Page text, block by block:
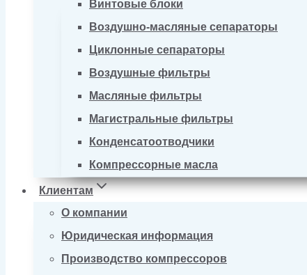
Винтовые блоки
Воздушно-масляные сепараторы
Циклонные сепараторы
Воздушные фильтры
Масляные фильтры
Магистральные фильтры
Конденсатоотводчики
Компрессорные масла
Клиентам
О компании
Юридическая информация
Производство компрессоров